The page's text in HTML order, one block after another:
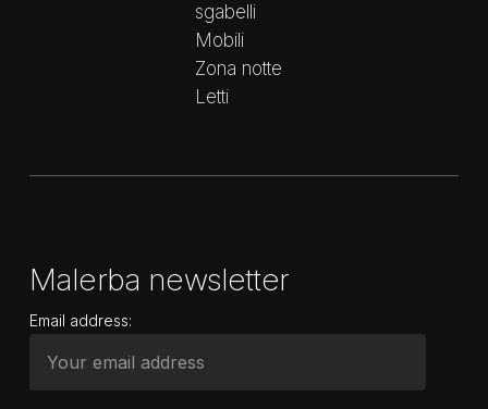
sgabelli
Mobili
Zona notte
Letti
Malerba newsletter
Email address: